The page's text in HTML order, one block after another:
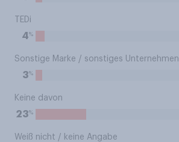
TEDi
4%
Sonstige Marke / sonstiges Unternehmen
3%
Keine davon
23%
Weiß nicht / keine Angabe